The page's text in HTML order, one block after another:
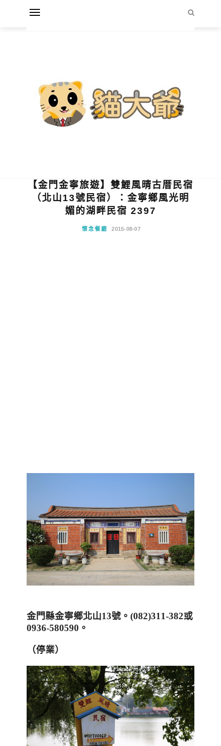
【金門金寧旅遊】雙鯉風晴古厝民宿
（北山13號民宿）：金寧鄉風光明
媚的湖畔民宿 2397
懷念餐廳 2015-08-07
金門縣金寧鄉北山13號。 (082)311-382或
0936-580590 。
（停業）